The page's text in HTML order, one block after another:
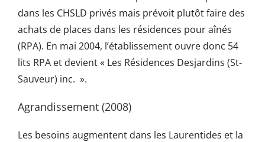
dans les CHSLD privés mais prévoit plutôt faire des
achats de places dans les résidences pour aînés
(RPA). En mai 2004, l’établissement ouvre donc 54
lits RPA et devient « Les Résidences Desjardins (St-
Sauveur) inc. ».
Agrandissement (2008)
Les besoins augmentent dans les Laurentides et la